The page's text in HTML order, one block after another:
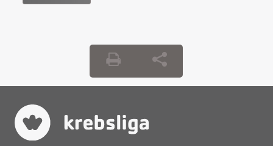
In den spezialisierten Zentren werden Sie
sorgfältig über mögliche Nebenwirkungen
aufgeklärt. Fragen Sie bei Ihrem
dieser Therapieform haben.